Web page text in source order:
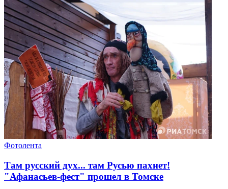
Фотолента
Там русский дух... там Русью пахнет!
"Афанасьев-фест" прошел в Томске